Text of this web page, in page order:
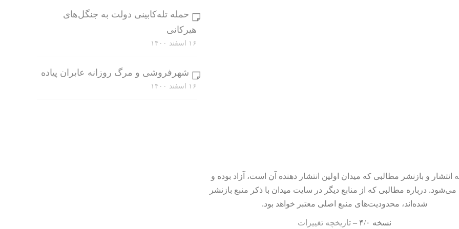
حمله تله‌کابینی دولت به جنگل‌های
هیرکانی
۱۶ اسفند ۱۴۰۰
شهرفروشی و مرگ روزانه عابران پیاده
۱۶ اسفند ۱۴۰۰
انتشار و بازنشر مطالبی که میدان اولین انتشار دهنده آن است، آزاد بوده و
درباره مطالبی که از منابع دیگر در سایت میدان با ذکر منبع بازنشر
شده‌اند، محدودیت‌های منبع اصلی معتبر خواهد بود.
نسخه ۴/۰ – تاریخچه تغییرات